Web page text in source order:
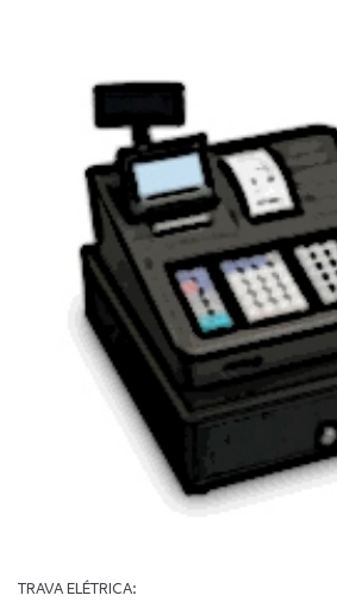
TRAVA ELÉTRICA: